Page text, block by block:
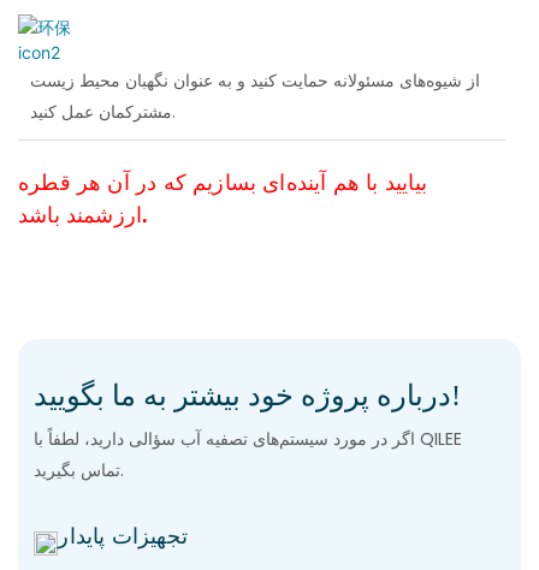
از شیوه‌های مسئولانه حمایت کنید و به عنوان نگهبان محیط زیست
مشترکمان عمل کنید.
بیایید با هم آینده‌ای بسازیم که در آن هر قطره
ارزشمند باشد.
درباره پروژه خود بیشتر به ما بگویید!
اگر در مورد سیستم‌های تصفیه آب سؤالی دارید، لطفاً با QILEE
تماس بگیرید.
تجهیزات پایدار